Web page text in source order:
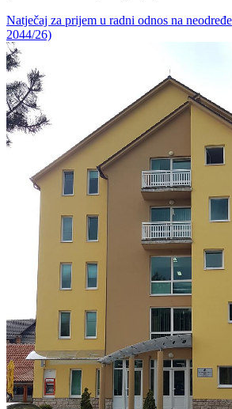
Natječaj za prijem u radni odnos na
2044/26)